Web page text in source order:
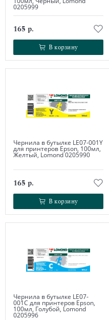
0205999
165 р.
В корзину
В корзину
Чернила в бутылке LE07-001Y
для принтеров Epson, 100мл,
Желтый, Lomond 0205990
165 р.
В корзину
В корзину
Чернила в бутылке LE07-
001C для принтеров Epson,
100мл, Голубой, Lomond
0205996